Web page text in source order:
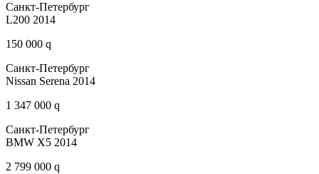
Санкт-Петербург
L200 2014
150 000 q
Санкт-Петербург
Nissan Serena 2014
1 347 000 q
Санкт-Петербург
BMW X5 2014
2 799 000 q